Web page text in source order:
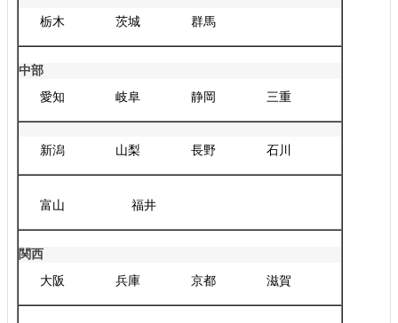
栃木 茨城 群馬
中部
愛知
岐阜 静岡 三重
新潟 山梨 長野 石川
富山 福井
関西
大阪
兵庫 京都 滋賀